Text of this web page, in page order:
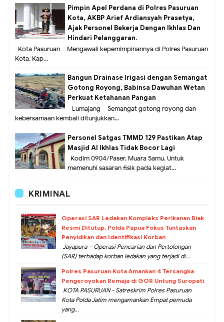
Pimpin Apel Perdana di Polres Pasuruan
Kota, AKBP Arief Ardiansyah Prasetya,
Ajak Personel Bekerja Dengan Ikhlas Dan
Hindari Pelanggaran.
Kota Pasuruan – Mengawali kepemimpinannya di Polres Pasuruan
Kota, Kap...
Bangun Drainase Irigasi dengan Semangat
Gotong Royong, Babinsa Dawuhan Wetan
Perkuat Ketahanan Pangan
Lumajang – Semangat gotong royong dan
kebersamaan kembali ditunjukkan...
Personel Satgas TMMD 129 Pastikan Atap
Masjid Al Ikhlas Tidak Bocor Lagi
Kodim 0904/Paser, Muara Samu. Untuk
memenuhi sasaran fisik pada kegiat...
KRIMINAL
Operasi SAR Ledakan Kompleks Perikanan Biak
Resmi Ditutup, Polda Papua Fokus Tuntaskan
Penyidikan dan Identifikasi Korban
Jayapura – Operasi Pencarian dan Pertolongan
(SAR) terhadap korban ledakan yang terjadi di...
Polres Pasuruan Kota Amankan 4 Tersangka
Pengeroyokan Remaja di GOR Untung Suropati
KOTA PASURUAN - Satreskrim Polres Pasuruan
Kota Polda Jatim mengamankan Empat pemuda
yang...